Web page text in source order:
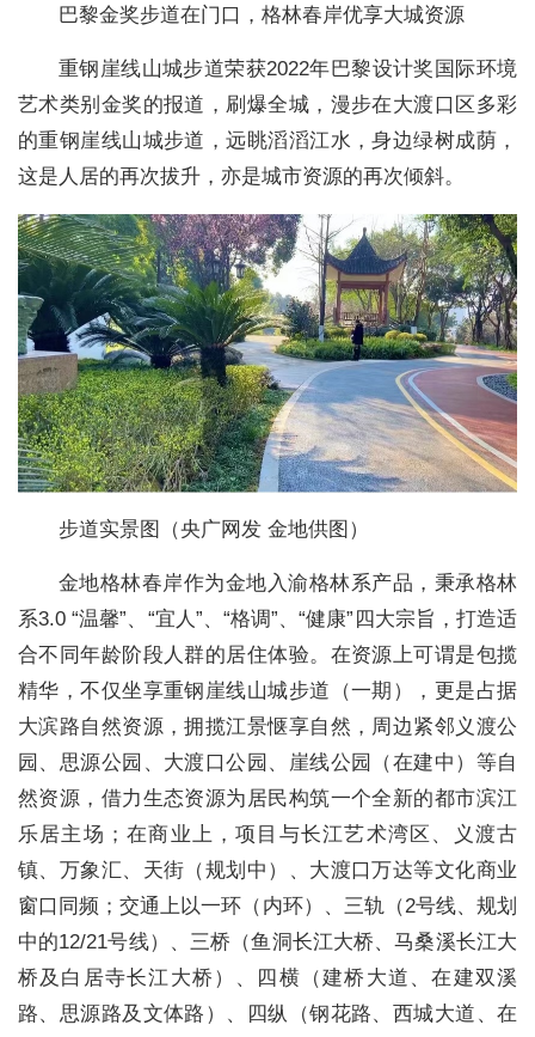
巴黎金奖步道在门口，格林春岸优享大城资源
重钢崖线山城步道荣获2022年巴黎设计奖国际环境
艺术类别金奖的报道，刷爆全城，漫步在大渡口区多彩
的重钢崖线山城步道，远眺滔滔江水，身边绿树成荫，
这是人居的再次拔升，亦是城市资源的再次倾斜。
步道实景图（央广网发 金地供图）
金地格林春岸作为金地入渝格林系产品，秉承格林
系3.0 “温馨”、“宜人”、“格调”、“健康”四大宗旨，打造适
合不同年龄阶段人群的居住体验。在资源上可谓是包揽
精华，不仅坐享重钢崖线山城步道（一期），更是占据
大滨路自然资源，拥揽江景惬享自然，周边紧邻义渡公
园、思源公园、大渡口公园、崖线公园（在建中）等自
然资源，借力生态资源为居民构筑一个全新的都市滨江
乐居主场；在商业上，项目与长江艺术湾区、义渡古
镇、万象汇、天街（规划中）、大渡口万达等文化商业
窗口同频；交通上以一环（内环）、三轨（2号线、规划
中的12/21号线）、三桥（鱼洞长江大桥、马桑溪长江大
桥及白居寺长江大桥）、四横（建桥大道、在建双溪
路、思源路及文体路）、四纵（钢花路、西城大道、在